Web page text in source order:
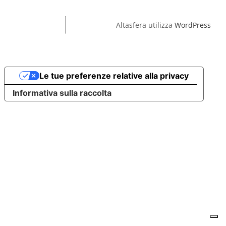
Altasfera utilizza WordPress
Informativa sulla raccolta
Le tue preferenze relative alla privacy